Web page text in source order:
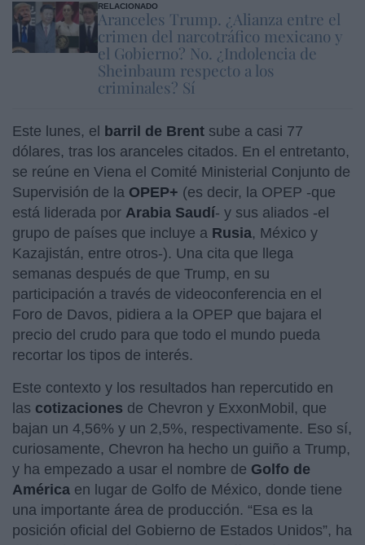
RELACIONADO
Aranceles Trump. ¿Alianza entre el
crimen del narcotráfico mexicano y
el Gobierno? No. ¿Indolencia de
Sheinbaum respecto a los
criminales? Sí
Este lunes, el barril de Brent sube a casi 77
dólares, tras los aranceles citados. En el entretanto,
se reúne en Viena el Comité Ministerial Conjunto de
Supervisión de la OPEP+ (es decir, la OPEP -que
está liderada por Arabia Saudí- y sus aliados -el
grupo de países que incluye a Rusia, México y
Kazajistán, entre otros-). Una cita que llega
semanas después de que Trump, en su
participación a través de videoconferencia en el
Foro de Davos, pidiera a la OPEP que bajara el
precio del crudo para que todo el mundo pueda
recortar los tipos de interés.
Este contexto y los resultados han repercutido en
las cotizaciones de Chevron y ExxonMobil, que
bajan un 4,56% y un 2,5%, respectivamente. Eso sí,
curiosamente, Chevron ha hecho un guiño a Trump,
y ha empezado a usar el nombre de Golfo de
América en lugar de Golfo de México, donde tiene
una importante área de producción. “Esa es la
posición oficial del Gobierno de Estados Unidos”, ha